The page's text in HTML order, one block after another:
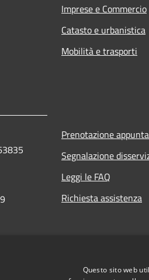
Imprese e Commercio
Catasto e urbanistica
Mobilità e trasporti
Prenotazione
Segnalazione
Leggi le FAQ
Richiesta assistenza
Questo sito web